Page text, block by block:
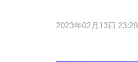
2023年02月13日 23:29